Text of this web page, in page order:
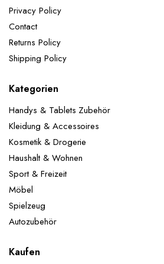
Jubiläumsfeiern, tägliche Dekorationen
Lieferumfang:
Gold 2x 32" Zahlen Folienballons
Konfetti-Ballons 5x 12"Schwarz-
Ballons
Jahren geeignet.
Privacy Policy
Contact
Returns Policy
Shipping Policy
Kategorien
Handys & Tablets Zubehör
Kleidung & Accessoires
Kosmetik & Drogerie
Haushalt & Wohnen
Sport & Freizeit
Möbel
Spielzeug
Autozubehör
Kaufen